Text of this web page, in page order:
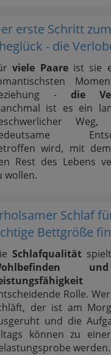
erste Schritt zum
- die
viele Paareist sie
- die
ist es ein
wird, mit
Rest des Lebens
wollen.
Schlaf
Bettgröße
Schlafqualität
Rolle.
der ist am
und die
können zu
werden.